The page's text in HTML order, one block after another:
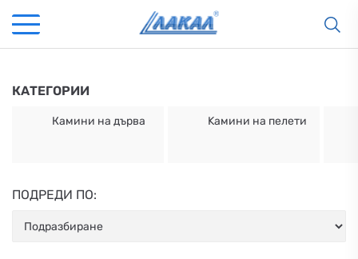
КАТЕГОРИИ
Камини на дърва Kамини на пелети
ПОДРЕДИ ПО: